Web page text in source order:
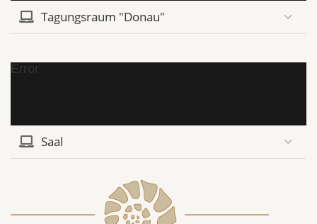
Tagungsraum "Donau"
Error
Saal